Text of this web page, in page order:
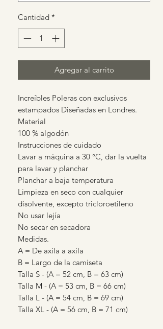
Cantidad *
Agregar al carrito
Increíbles Poleras con exclusivos
estampados Diseñadas en Londres.
Material
100 % algodón
Instrucciones de cuidado
Lavar a máquina a 30 °C, dar la vuelta
para lavar y planchar
Planchar a baja temperatura
Limpieza en seco con cualquier
disolvente, excepto tricloroetileno
No usar lejía
No secar en secadora
Medidas.
A = De axila a axila
B = Largo de la camiseta
Talla S - (A = 52 cm, B = 63 cm)
Talla M - (A = 53 cm, B = 66 cm)
Talla L - (A = 54 cm, B = 69 cm)
Talla XL - (A = 56 cm, B = 71 cm)